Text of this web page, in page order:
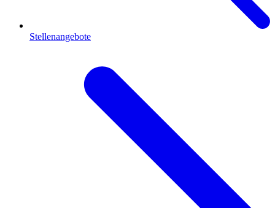
Stellenangebote